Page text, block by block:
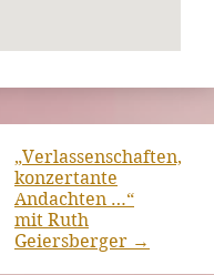
„Verlassenschaften,
konzertante
Andachten …“
mit Ruth
Geiersberger →